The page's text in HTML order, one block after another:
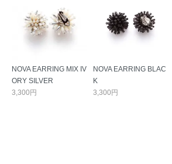
NOVA EARRING MIX IV
ORY SILVER
3,300円
NOVA EARRING BLAC
K
3,300円